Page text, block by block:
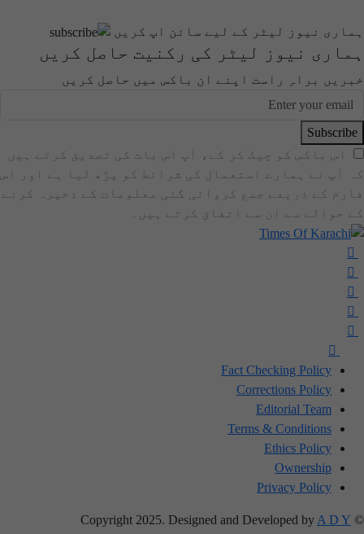
ہماری نیوز لیٹر کے لیے سائن اپ کریں
ہماری نیوز لیٹر کی رکنیت حاصل کریں
خبریں براہِ راست اپنے ان باکس میں حاصل کریں
Subscribe
اس باکس کو چیک کر کے، آپ اس بات کی تصدیق کرتے ہیں
کہ آپ نے ہمارے استعمال کی شرائط کو پڑھ لیا ہے اور اس
فارم کے ذریعے جمع کروائی گئی معلومات کے ذخیرہ کرنے
کے حوالے سے ان سے اتفاق کرتے ہیں۔
Fact Checking Policy
Corrections Policy
Editorial Team
Terms & Conditions
Ethics Policy
Ownership
Privacy Policy
© Copyright 2025. Designed and Developed by
A D Y